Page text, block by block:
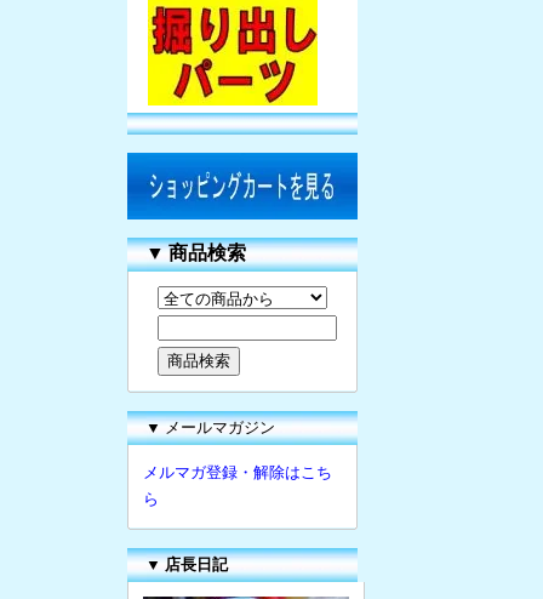
▼商品検索
▼ メールマガジン
メルマガ登録・解除はこち
ら
▼ 店長日記